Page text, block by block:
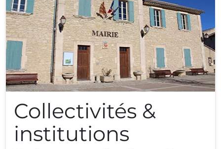
Collectivités &
institutions